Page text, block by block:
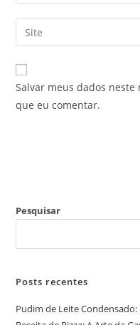
Salvar meus dados
que eu comentar.
Pesquisar
Posts recentes
Pudim de Leite